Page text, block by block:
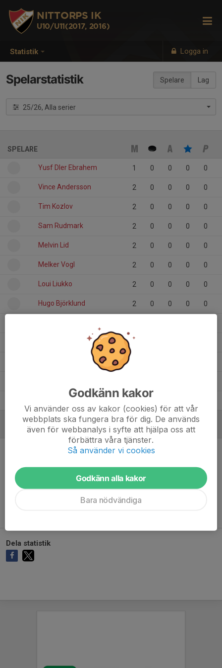
Statistik Logga in
NITTORPS IK
U10/U11(2017, 2016)
Spelare Lag
Spelarstatistik
25/26, Alla serier
SPELARE
Yusf Dler Ebrahem 1 0 0 0 0
Vince Andersson 2 0 0 0 0
Tim Kozlov 2 0 0 0 0
Sam Rudmark 2 0 0 0 0
Melvin Lid 2 0 0 0 0
Melker Vogl 2 0 0 0 0
Loui Liukko 2 0 0 0 0
Hugo Björklund 2 0 0 0 0
Baran Dler Ebrahem
Alfred Jacobsson
MÅLVAKTER
Ingen målvaktsstatistik inlagd
Dela statistik
Godkänn kakor
Vi använder oss av kakor (cookies) för att vår
webbplats ska fungera bra för dig. De används
även för webbanalys i syfte att hjälpa oss att
förbättra våra tjänster.
Så använder vi cookies
Godkänn alla kakor
Bara nödvändiga